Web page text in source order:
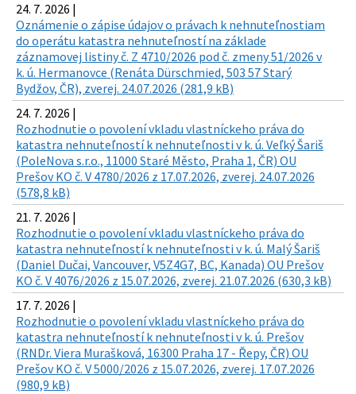
24. 7. 2026 |
Oznámenie o zápise údajov o právach k nehnuteľnostiam
do operátu katastra nehnuteľností na základe
záznamovej listiny č. Z 4710/2026 pod č. zmeny 51/2026 v
k. ú. Hermanovce (Renáta Dürschmied, 503 57 Starý
Bydžov, ČR), zverej. 24.07.2026 (281,9 kB)
24. 7. 2026 |
Rozhodnutie o povolení vkladu vlastníckeho práva do
katastra nehnuteľností k nehnuteľnosti v k. ú. Veľký Šariš
(PoleNova s.r.o., 11000 Staré Město, Praha 1, ČR) OU
Prešov KO č. V 4780/2026 z 17.07.2026, zverej. 24.07.2026
(578,8 kB)
21. 7. 2026 |
Rozhodnutie o povolení vkladu vlastníckeho práva do
katastra nehnuteľností k nehnuteľnosti v k. ú. Malý Šariš
(Daniel Dučai, Vancouver, V5Z4G7, BC, Kanada) OU Prešov
KO č. V 4076/2026 z 15.07.2026, zverej. 21.07.2026 (630,3 kB)
17. 7. 2026 |
Rozhodnutie o povolení vkladu vlastníckeho práva do
katastra nehnuteľností k nehnuteľnosti v k. ú. Prešov
(RNDr. Viera Murašková, 16300 Praha 17 - Řepy, ČR) OU
Prešov KO č. V 5000/2026 z 15.07.2026, zverej. 17.07.2026
(980,9 kB)